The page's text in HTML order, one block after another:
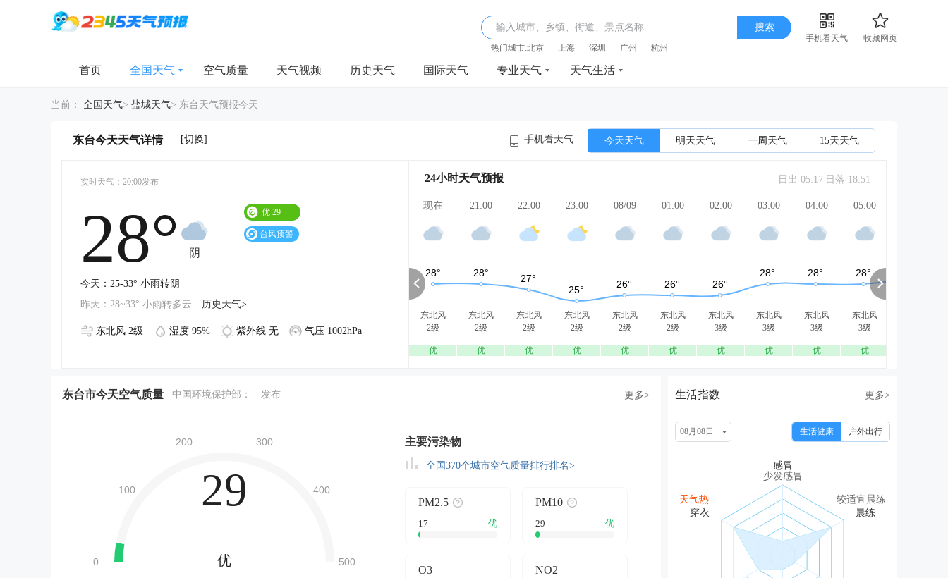
输入城市、乡镇、街道、景点名称 搜索
手机看天气
收藏网页
热门城市:北京 上海 深圳 广州 杭州
首页 全国天气 空气质量 天气视频 历史天气 国际天气 专业天气 天气生活
当前： 全国天气> 盐城天气> 东台天气预报今天
东台今天天气详情 [切换] 手机看天气 今天天气 明天天气 一周天气 15天天气
实时天气：20:00发布
28° 阴
优 29
台风预警
今天：25-33° 小雨转阴
昨天：28~33° 小雨转多云
历史天气>
东北风 2级 湿度 95% 紫外线 无 气压 1002hPa
24小时天气预报 日出 05:17 日落 18:51
现在
东北风
2级
优
21:00
东北风
2级
优
22:00
东北风
2级
优
23:00
东北风
2级
优
08/09
东北风
2级
优
01:00
东北风
2级
优
02:00
东北风
3级
优
03:00
东北风
3级
优
04:00
东北风
3级
优
05:00
东北风
3级
优
东台市今天空气质量 中国环境保护部： 发布 更多>
29
优
主要污染物
全国370个城市空气质量排行排名>
PM2.5
17 优
PM10
29 优
O3 NO2
生活指数 更多>
08月08日 生活健康 户外出行
少发感冒
天气热 较适宜晨练